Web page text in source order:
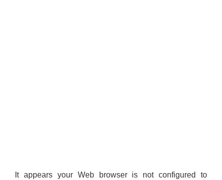
It appears your Web browser is not configured to